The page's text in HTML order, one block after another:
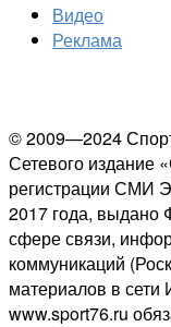
Видео
Реклама
© 2009—2024
Сетевого издание
регистрации СМИ
2017 года, выдано
сфере связи,
коммуникаций
материалов в сети
www.sport76.ru